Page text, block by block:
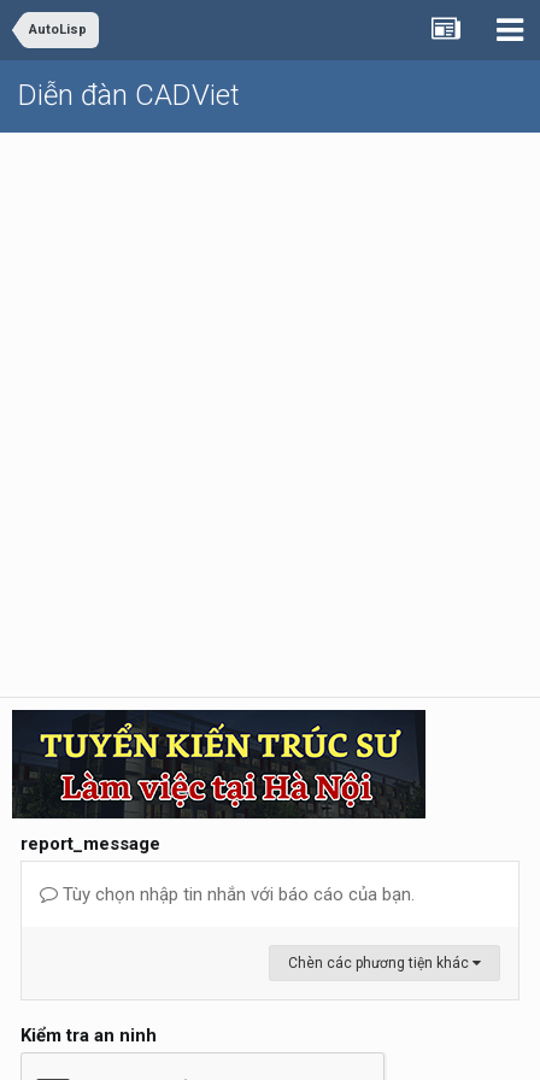
AutoLisp
Diễn đàn CADViet
report_message
Tùy chọn nhập tin nhắn với báo cáo của bạn.
Chèn các phương tiện khác
Kiểm tra an ninh